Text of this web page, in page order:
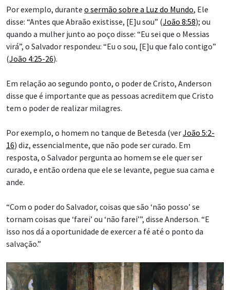
Por exemplo, durante o sermão sobre a Luz do Mundo, Ele
disse: “Antes que Abraão existisse, [E]u sou” (João 8:58); ou
quando a mulher junto ao poço disse: “Eu sei que o Messias
virá”, o Salvador respondeu: “Eu o sou, [E]u que falo contigo”
(João 4:25-26).
Em relação ao segundo ponto, o poder de Cristo, Anderson
disse que é importante que as pessoas acreditem que Cristo
tem o poder de realizar milagres.
Por exemplo, o homem no tanque de Betesda (verJoão 5:2-
16) diz, essencialmente, que não pode ser curado. Em
resposta, o Salvador pergunta ao homem se ele quer ser
curado, e então ordena que ele se levante, pegue sua cama e
ande.
“Com o poder do Salvador, coisas que são ‘não posso’ se
tornam coisas que ‘farei’ ou ‘não farei’”, disse Anderson. “E
isso nos dá a oportunidade de exercer a fé até o ponto da
salvação.”